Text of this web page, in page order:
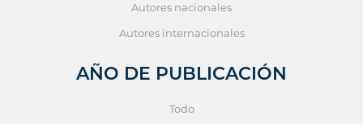
Autores nacionales
Autores internacionales
AÑO DE PUBLICACIÓN
Todo